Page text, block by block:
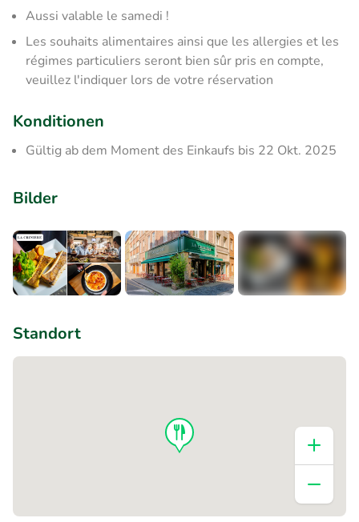
Aussi valable le samedi !
Les souhaits alimentaires ainsi que les allergies et les
régimes particuliers seront bien sûr pris en compte,
veuillez l'indiquer lors de votre réservation
Konditionen
Gültig ab dem Moment des Einkaufs bis 22 Okt. 2025
Bilder
Standort